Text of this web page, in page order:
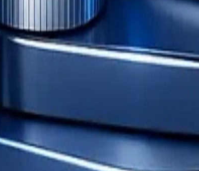
грамотности» (АНО «НЦФГ»)
13